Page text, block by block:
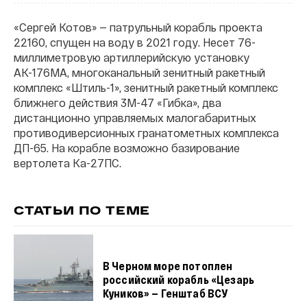
«Сергей Котов» — патрульный корабль проекта
22160, спущен на воду в 2021 году. Несет 76-
миллиметровую артиллерийскую установку
АК-176МА, многоканальный зенитный ракетный
комплекс «Штиль-1», зенитный ракетный комплекс
ближнего действия 3М-47 «Гибка», два
дистанционно управляемых малогабаритных
противодиверсионных гранатометных комплекса
ДП-65. На корабле возможно базирование
вертолета Ка-27ПС.
СТАТЬИ ПО ТЕМЕ
В Черном море потоплен
российский корабль «Цезарь
Куников» — Генштаб ВСУ